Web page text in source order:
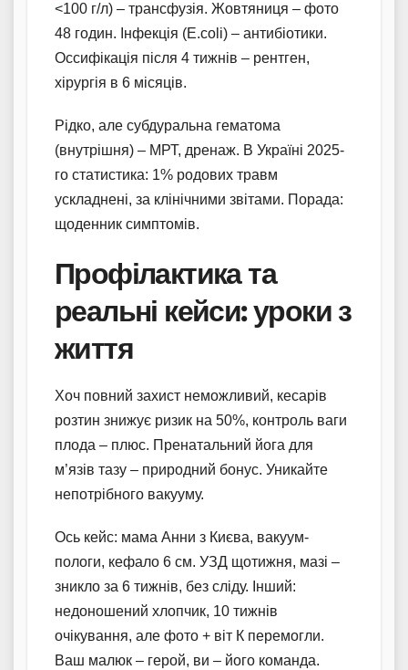
<100 г/л) – трансфузія. Жовтяниця – фото
48 годин. Інфекція (E.coli) – антибіотики.
Оссифікація після 4 тижнів – рентген,
хірургія в 6 місяців.
Рідко, але субдуральна гематома
(внутрішня) – МРТ, дренаж. В Україні 2025-
го статистика: 1% родових травм
ускладнені, за клінічними звітами. Порада:
щоденник симптомів.
Профілактика та
реальні кейси: уроки з
життя
Хоч повний захист неможливий, кесарів
розтин знижує ризик на 50%, контроль ваги
плода – плюс. Пренатальний йога для
м’язів тазу – природний бонус. Уникайте
непотрібного вакууму.
Ось кейс: мама Анни з Києва, вакуум-
пологи, кефало 6 см. УЗД щотижня, мазі –
зникло за 6 тижнів, без сліду. Інший:
недоношений хлопчик, 10 тижнів
очікування, але фото + віт К перемогли.
Ваш малюк – герой, ви – його команда.